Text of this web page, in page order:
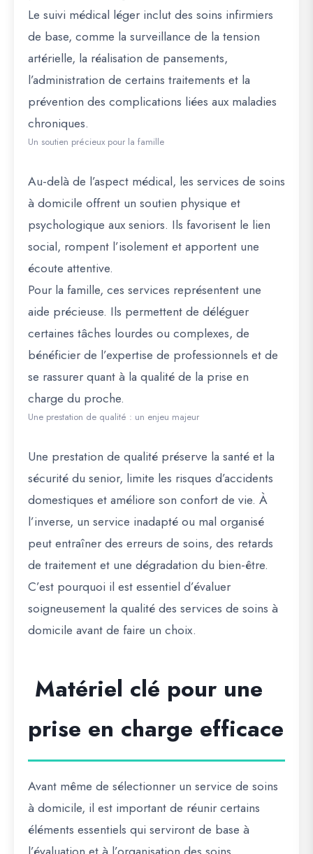
Le suivi médical léger inclut des soins infirmiers
de base, comme la surveillance de la tension
artérielle, la réalisation de pansements,
l’administration de certains traitements et la
prévention des complications liées aux maladies
chroniques.
Un soutien précieux pour la famille
Au-delà de l’aspect médical, les services de soins
à domicile offrent un soutien physique et
psychologique aux seniors. Ils favorisent le lien
social, rompent l’isolement et apportent une
écoute attentive.
Pour la famille, ces services représentent une
aide précieuse. Ils permettent de déléguer
certaines tâches lourdes ou complexes, de
bénéficier de l’expertise de professionnels et de
se rassurer quant à la qualité de la prise en
charge du proche.
Une prestation de qualité : un enjeu majeur
Une prestation de qualité préserve la santé et la
sécurité du senior, limite les risques d’accidents
domestiques et améliore son confort de vie. À
l’inverse, un service inadapté ou mal organisé
peut entraîner des erreurs de soins, des retards
de traitement et une dégradation du bien-être.
C’est pourquoi il est essentiel d’évaluer
soigneusement la qualité des services de soins à
domicile avant de faire un choix.
Matériel clé pour une
prise en charge efficace
Avant même de sélectionner un service de soins
à domicile, il est important de réunir certains
éléments essentiels qui serviront de base à